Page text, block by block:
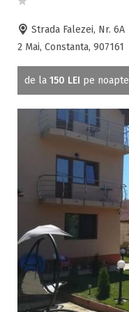
Ceaun
Ciubar
Crama
Cutie de valori
Discoteca
Echitatie
Ferma proprie
Foisor in curte
Frigider
Gradina / curte
Gratar
Inchirieri biciclete
Strada Falezei, Nr. 6A
2 Mai, Constanta, 907161
de la 150 LEI pe noapte